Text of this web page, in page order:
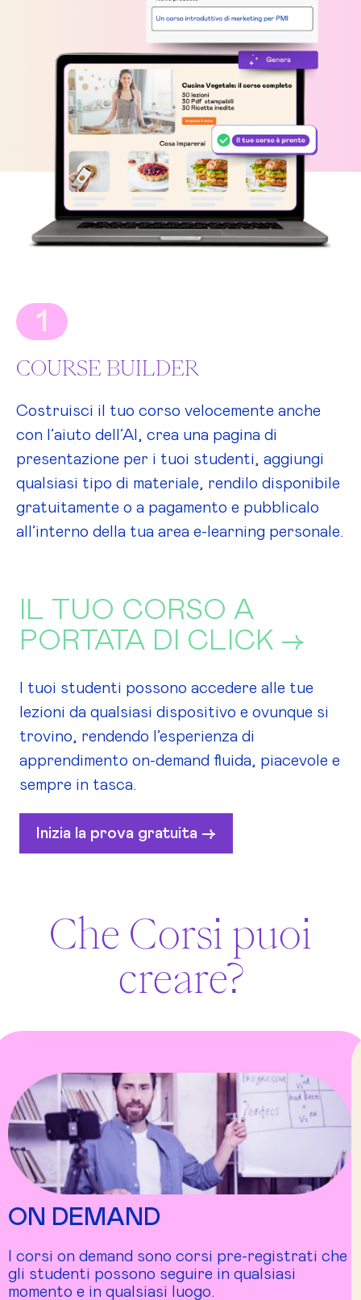
1
COURSE BUILDER
Costruisci il tuo corso velocemente anche
con l’aiuto dell’AI, crea una pagina di
presentazione per i tuoi studenti, aggiungi
qualsiasi tipo di materiale, rendilo disponibile
gratuitamente o a pagamento e pubblicalo
all’interno della tua area e-learning personale.
IL TUO CORSO A
PORTATA DI CLICK ->
I tuoi studenti possono accedere alle tue
lezioni da qualsiasi dispositivo e ovunque si
trovino, rendendo l’esperienza di
apprendimento on-demand fluida, piacevole e
sempre in tasca.
Inizia la prova gratuita ->
Che Corsi puoi
creare?
ON DEMAND
I corsi on demand sono corsi pre-registrati che
gli studenti possono seguire in qualsiasi
momento e in qualsiasi luogo.